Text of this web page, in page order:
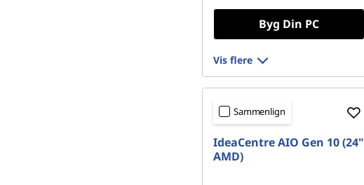
Byg Din PC
Vis flere
Sammenlign
IdeaCentre AIO Gen 10 (24"
AMD)